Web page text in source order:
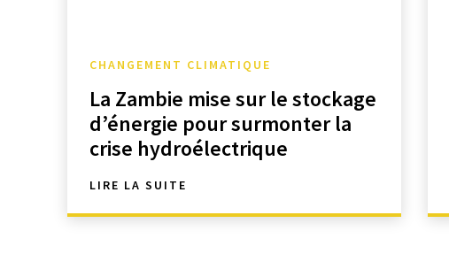
CHANGEMENT CLIMATIQUE
La Zambie mise sur le stockage
d’énergie pour surmonter la
crise hydroélectrique
LIRE LA SUITE